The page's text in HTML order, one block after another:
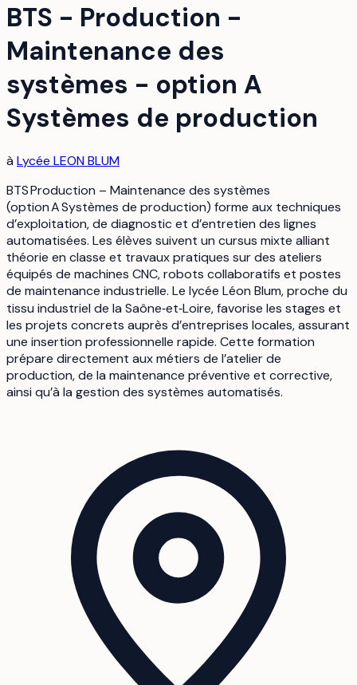
BTS - Production -
Maintenance des
systèmes - option A
Systèmes de production
à Lycée LEON BLUM
BTS Production – Maintenance des systèmes
(option A Systèmes de production) forme aux techniques
d’exploitation, de diagnostic et d’entretien des lignes
automatisées. Les élèves suivent un cursus mixte alliant
théorie en classe et travaux pratiques sur des ateliers
équipés de machines CNC, robots collaboratifs et postes
de maintenance industrielle. Le lycée Léon Blum, proche du
tissu industriel de la Saône‑et‑Loire, favorise les stages et
les projets concrets auprès d’entreprises locales, assurant
une insertion professionnelle rapide. Cette formation
prépare directement aux métiers de l’atelier de
production, de la maintenance préventive et corrective,
ainsi qu’à la gestion des systèmes automatisés.